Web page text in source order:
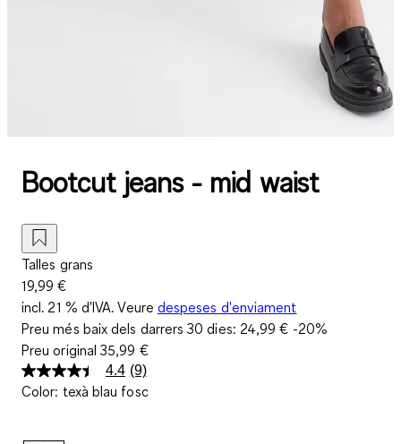
Bootcut jeans - mid waist
Talles grans
19,99 €
incl. 21 % d'IVA. Veure despeses d'enviament
Preu més baix dels darrers 30 dies: 24,99 € -20%
Preu original35,99 €
4.4 Llegeix
9
(9)
Color: texà blau fosc